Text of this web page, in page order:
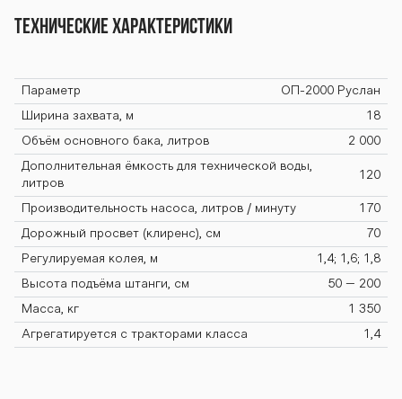
-2000 ОП-2000
ОП-2000 ОП-20
00 ОП-2000 ОП
-2000 ОП-2000
ОП-2000 ОП-20
Технические характеристики
Параметр ОП-2000 Руслан
Ширина захвата, м 18
Объём основного бака, литров 2 000
Дополнительная ёмкость для технической воды,
литров
120
Производительность насоса, литров / минуту 170
Дорожный просвет (клиренс), см 70
Регулируемая колея, м 1,4; 1,6; 1,8
Высота подъёма штанги, cм 50 – 200
Масса, кг 1 350
Агрегатируется с тракторами класса 1,4